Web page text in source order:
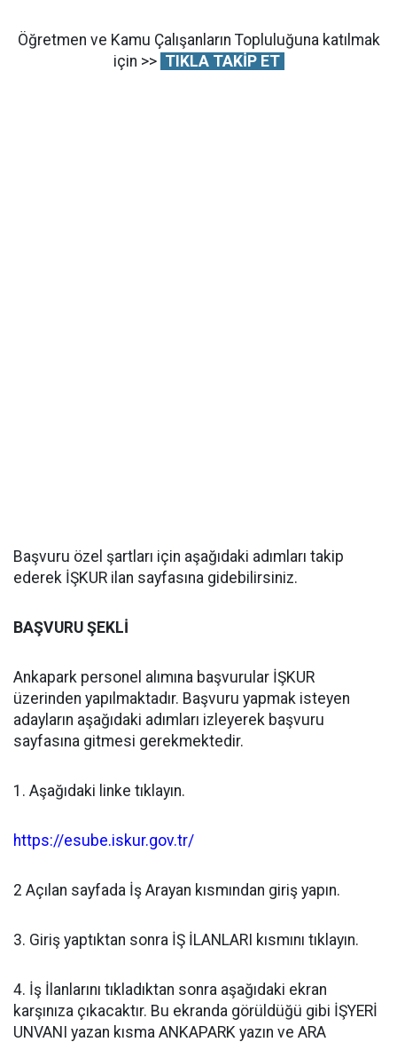
Öğretmen ve Kamu Çalışanların Topluluğuna katılmak
için >> TIKLA TAKİP ET
Başvuru özel şartları için aşağıdaki adımları takip
ederek İŞKUR ilan sayfasına gidebilirsiniz.
BAŞVURU ŞEKLİ
Ankapark personel alımına başvurular İŞKUR
üzerinden yapılmaktadır. Başvuru yapmak isteyen
adayların aşağıdaki adımları izleyerek başvuru
sayfasına gitmesi gerekmektedir.
1. Aşağıdaki linke tıklayın.
https://esube.iskur.gov.tr/
2 Açılan sayfada İş Arayan kısmından giriş yapın.
3. Giriş yaptıktan sonra İŞ İLANLARI kısmını tıklayın.
4. İş İlanlarını tıkladıktan sonra aşağıdaki ekran
karşınıza çıkacaktır. Bu ekranda görüldüğü gibi İŞYERİ
UNVANI yazan kısma ANKAPARK yazın ve ARA